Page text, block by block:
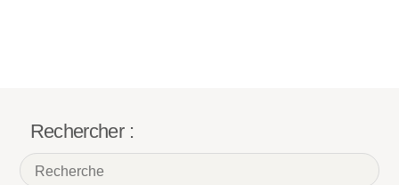
Rechercher :